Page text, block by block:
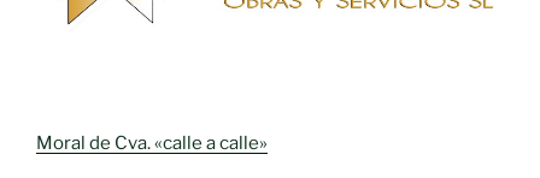
Moral de Cva. «calle a calle»